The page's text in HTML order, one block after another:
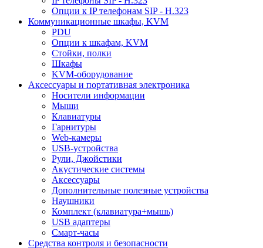
Опции к IP телефонам SIP - H.323
Коммуникационные шкафы, KVM
PDU
Опции к шкафам, KVM
Стойки, полки
Шкафы
KVM-оборудование
Аксессуары и портативная электроника
Носители информации
Мыши
Клавиатуры
Гарнитуры
Web-камеры
USB-устройства
Рули, Джойстики
Акустические системы
Аксессуары
Дополнительные полезные устройства
Наушники
Комплект (клавиатура+мышь)
USB адаптеры
Смарт-часы
Средства контроля и безопасности